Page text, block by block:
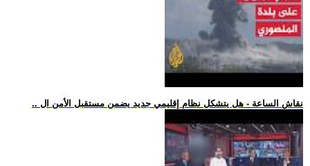
.. نقاش الساعة - هل يتشكل نظام إقليمي جديد يضمن مستقبل الأمن ال